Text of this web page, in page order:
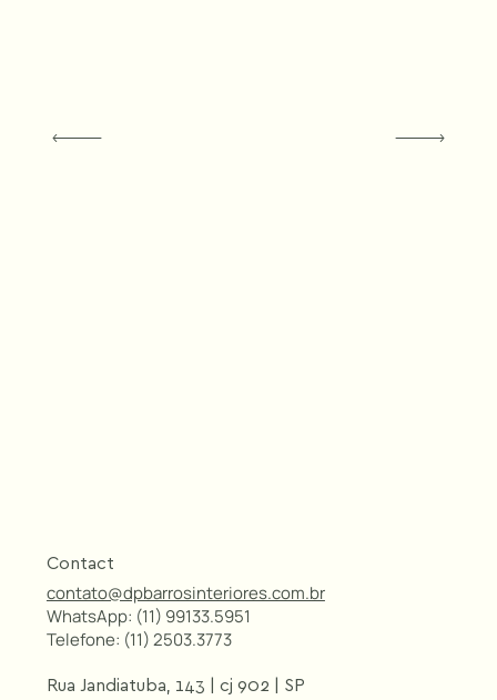
Contact
contato@dpbarrosinteriores.com.br
WhatsApp: (11) 99133.5951
Telefone: (11) 2503.3773
Rua Jandiatuba, 143 | cj 902 | SP